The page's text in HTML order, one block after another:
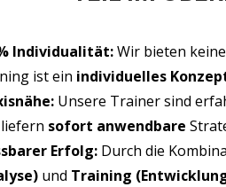
Indi­vi­dua­li­tät:Wir bie­ten kei­ne
ist ein indi­vi­du­el­les
Unse­re Trai­ner sind
sofort anwend­ba­re
Erfolg:Durch die
und Trai­ning